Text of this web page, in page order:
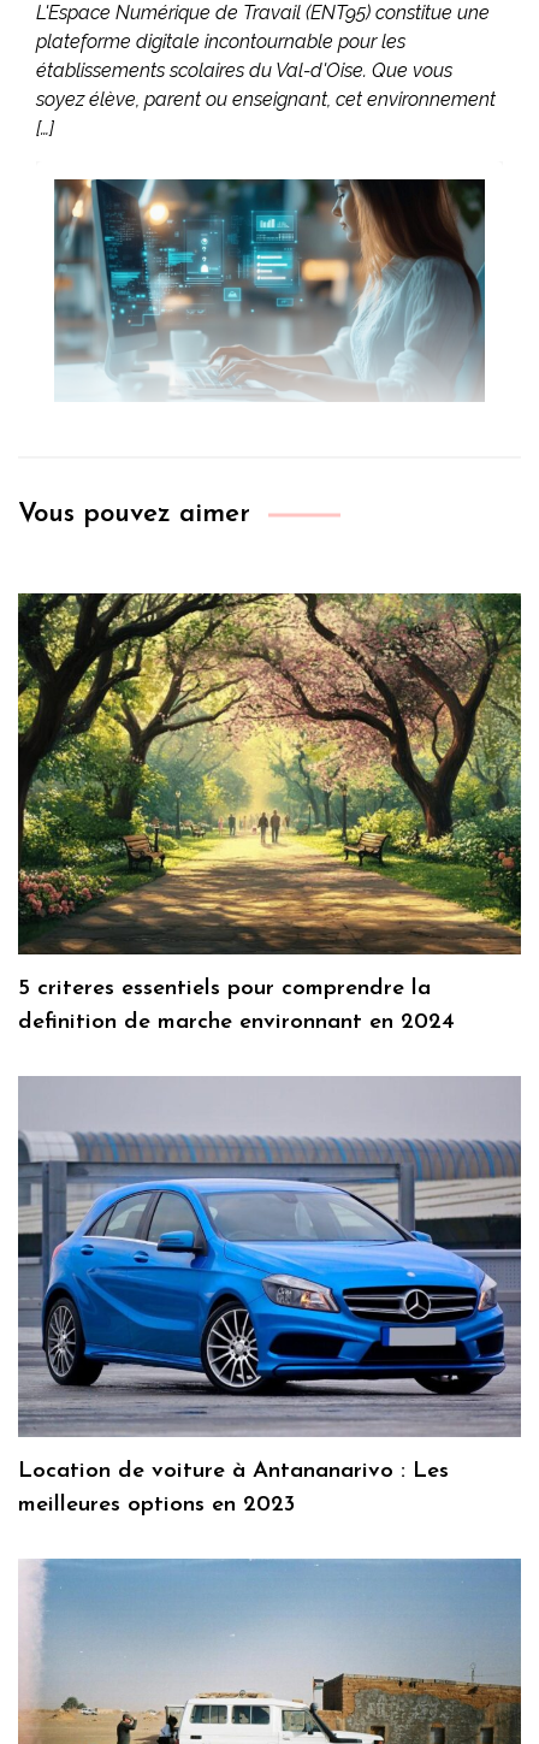
L'Espace Numérique de Travail (ENT95) constitue une
plateforme digitale incontournable pour les
établissements scolaires du Val-d'Oise. Que vous
soyez élève, parent ou enseignant, cet environnement
[…]
Vous pouvez aimer
5 criteres essentiels pour comprendre la
definition de marche environnant en 2024
Location de voiture à Antananarivo : Les
meilleures options en 2023